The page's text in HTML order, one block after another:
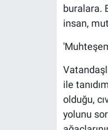
buralara.
insan,
ile
olduğu,
yolunu